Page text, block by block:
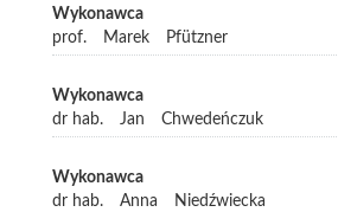
Wykonawca
prof.
Marek Pfützner
Wykonawca
dr hab.
Jan Chwedeńczuk
Wykonawca
dr hab.
Anna Niedźwiecka